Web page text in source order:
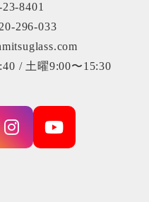
8401
296-033
/ 土曜9:00〜15:30